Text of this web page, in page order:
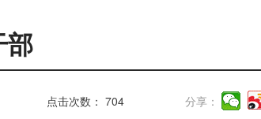
部
点击次数：704 分享：